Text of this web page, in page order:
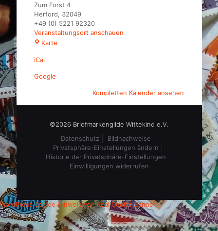
Zum Forst 4
Herford, 32049
+49 (0) 5221 92320
Veranstaltungsort anschauen
KarteHotel
iCal
Google
Kompletten Kalender ansehen
©2026 Briefmarkengilde Wittekind e.V.
Datenschutz
Bildnachweise
Privatsphäre-Einstellungen ändern
Historie der Privatsphäre-Einstellungen
Einwilligungen widerrufen
WordPress Cookie Hinweis von Real Cookie Banner